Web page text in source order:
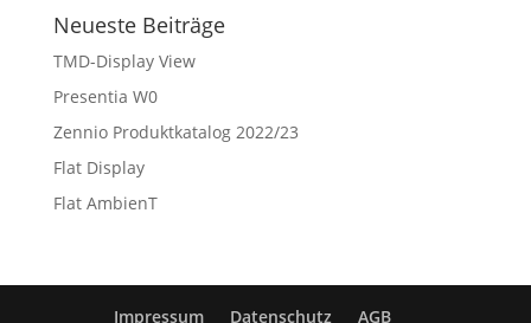
Neueste Beiträge
TMD-Display View
Presentia W0
Zennio Produktkatalog 2022/23
Flat Display
Flat AmbienT
Impressum Datenschutz AGB